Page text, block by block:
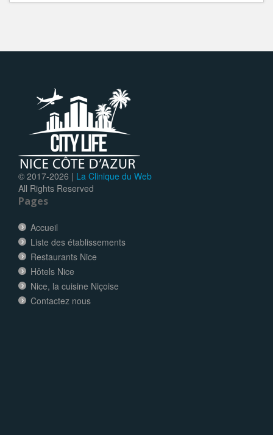
© 2017-2026 | La Clinique du Web
All Rights Reserved
Pages
Accueil
Liste des établissements
Restaurants Nice
Hôtels Nice
Nice, la cuisine Niçoise
Contactez nous